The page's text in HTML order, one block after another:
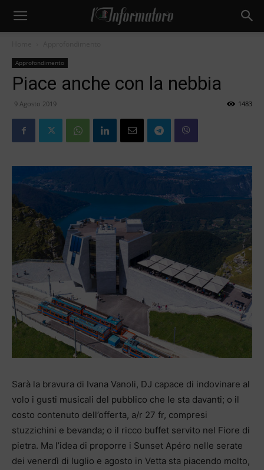
Approfondimento
Piace anche con la nebbia
9 Agosto 2019 1483
Sarà la bravura di Ivana Vanoli, DJ capace di indovinare al
volo i gusti musicali del pubblico che le sta davanti; o il
costo contenuto dell’offerta, a/r 27 fr, compresi
stuzzichini e bevanda; o il ricco buffet servito nel Fiore di
pietra. Ma l’idea di proporre i Sunset Apéro nelle serate
dei venerdì di luglio e agosto in Vetta sta piacendo molto,